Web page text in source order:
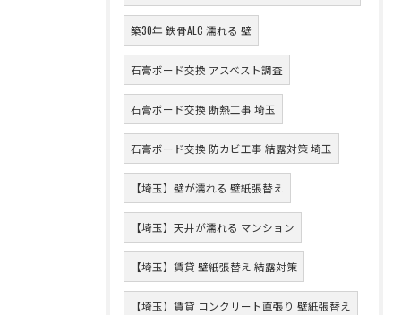
築30年 鉄骨ALC 濡れる 壁
石膏ボード交換 アスベスト調査
石膏ボード交換 断熱工事 埼玉
石膏ボード交換 防カビ工事 結露対策 埼玉
【埼玉】壁が濡れる 壁紙張替え
【埼玉】天井が濡れる マンション
【埼玉】賃貸 壁紙張替え 結露対策
【埼玉】賃貸 コンクリート直張り 壁紙張替え